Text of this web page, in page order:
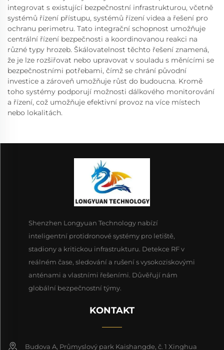
integrovat s existující bezpečnostní infrastrukturou, včetně
systémů řízení přístupu, systémů řízení videa a řešení pro
ochranu perimetru. Tato integrační schopnost umožňuje
centrální řízení bezpečnosti a koordinovanou reakci na
různé typy hrozeb. Škálovatelnost těchto řešení znamená,
že je lze rozšiřovat nebo upravovat v souladu s měnícími se
bezpečnostními potřebami, čímž se chrání původní
investice a zároveň umožňuje růst do budoucna. Kromě
toho systémy podporují možnosti dálkového monitorování
a řízení, což umožňuje efektivní provoz na více místech
nebo lokalitách.
Shenzhen Longyuan Technology nabízí
inteligentní protidronové systémy pro letiště,
stadiony a kritickou infrastrukturu. Detekce RF v
reálném čase, sledování a rušení s vysokoziskovými
anténami a vlastními řešeními. Důvěřují nám
globální bezpečnostní týmy.
KONTAKT
Budova A, Průmyslový park Kaishangde, č. 1 Xinghua